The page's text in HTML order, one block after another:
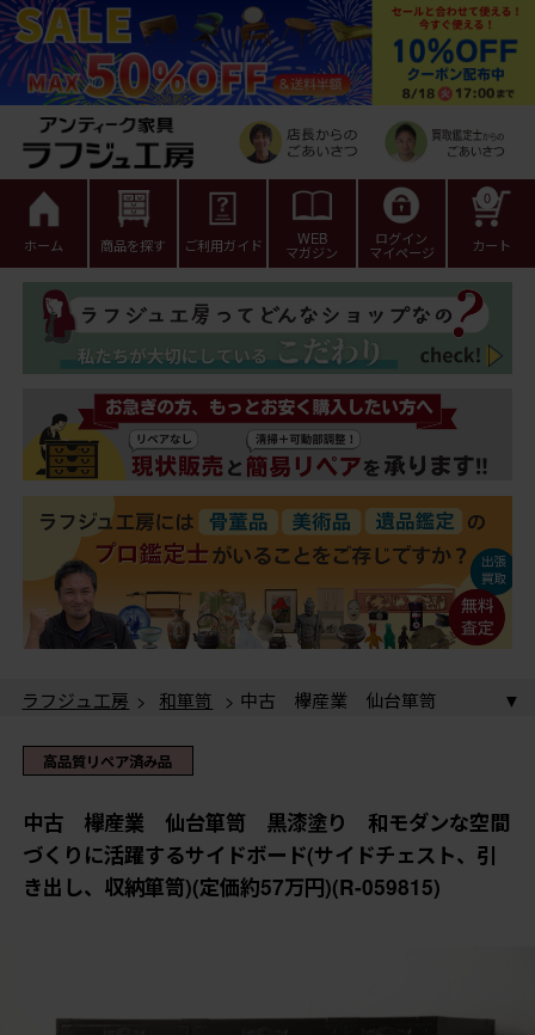
ホーム 商品を探す ご利用ガイド WEB
マガジン
ログイン
マイページ カート
0
ラフジュ工房 > 和箪笥
ド(サイドチェスト、引き出し、収納箪笥)(定価約57万
円)(R-059815)
ラフジュ工房 > キャビネット・戸棚
> 中古 欅産業 仙台箪笥 黒漆塗り 和モダンな空間
づくりに活躍するサイドボード(サイドチェスト、引き出
し、収納箪笥)(定価約57万円)(R-059815)
ラフジュ工房 > 和箪笥 > 衣装箪笥 > 中古 欅産業
仙台箪笥 黒漆塗り 和モダンな空間づくりに活躍する
サイドボード(サイドチェスト、引き出し、収納箪笥)(定
価約57万円)(R-059815)
ラフジュ工房 > 民芸家具
> 中古 欅産業 仙台箪
笥 黒漆塗り 和モダンな空間づくりに活躍するサイド
高品質リペア済み品
中古 欅産業 仙台箪笥 黒漆塗り 和モダンな空間
づくりに活躍するサイドボード(サイドチェスト、引
き出し、収納箪笥)(定価約57万円)(R-059815)